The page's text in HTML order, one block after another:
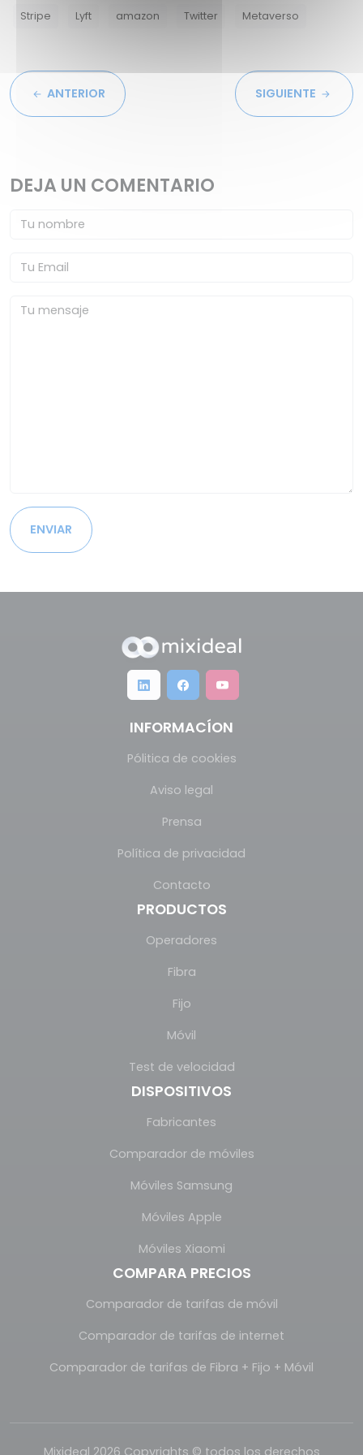
Stripe Lyft amazon Twitter Metaverso
ANTERIOR SIGUIENTE
DEJA UN COMENTARIO
ENVIAR
INFORMACÍON
Pólitica de cookies
Aviso legal
Prensa
Política de privacidad
Contacto
PRODUCTOS
Operadores
Fibra
Fijo
Móvil
Test de velocidad
DISPOSITIVOS
Fabricantes
Comparador de móviles
Móviles Samsung
Móviles Apple
Móviles Xiaomi
COMPARA PRECIOS
Comparador de tarifas de móvil
Comparador de tarifas de internet
Comparador de tarifas de Fibra + Fijo + Móvil
Mixideal 2026 Copyrights © todos los derechos